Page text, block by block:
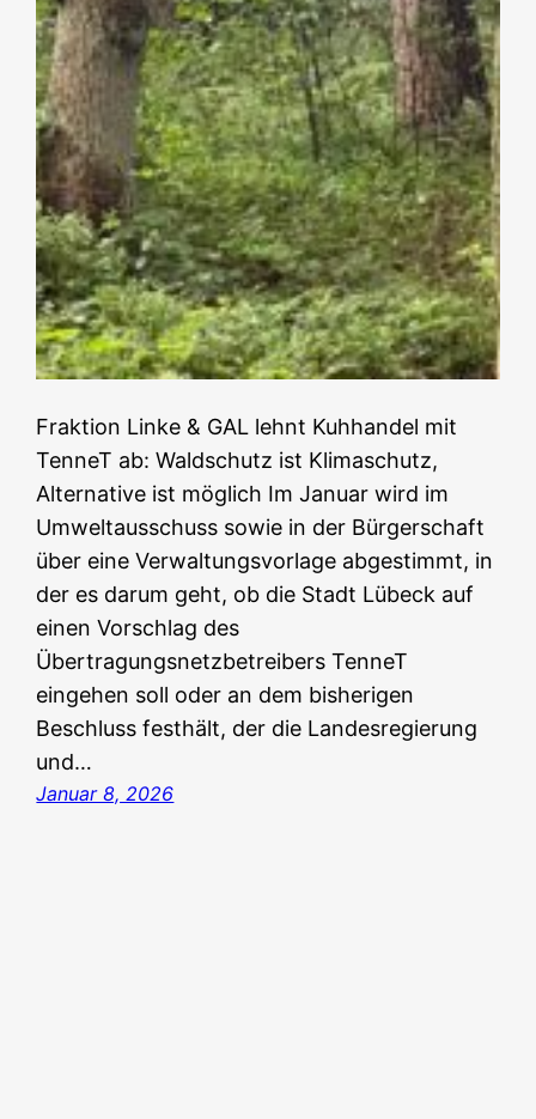
Fraktion Linke & GAL lehnt Kuhhandel mit
TenneT ab: Waldschutz ist Klimaschutz,
Alternative ist möglich Im Januar wird im
Umweltausschuss sowie in der Bürgerschaft
über eine Verwaltungsvorlage abgestimmt, in
der es darum geht, ob die Stadt Lübeck auf
einen Vorschlag des
Übertragungsnetzbetreibers TenneT
eingehen soll oder an dem bisherigen
Beschluss festhält, der die Landesregierung
und…
Januar 8, 2026